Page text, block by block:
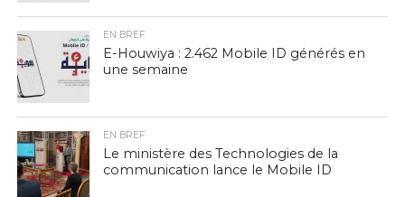
EN BREF
E-Houwiya : 2.462 Mobile ID générés en
une semaine
EN BREF
Le ministère des Technologies de la
communication lance le Mobile ID